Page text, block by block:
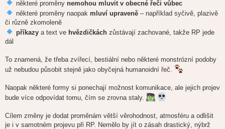
některé proměny nemohou mluvit v obecné řeči vůbec
některé proměny naopak mluví upraveně – například syčivě, plazivě
či různě zkomoleně
příkazy a text ve hvězdičkách zůstávají zachované, takže RP jede
dál
To znamená, že třeba zvířecí, bestiální nebo některé monstrózní podoby
už nebudou působit stejně jako obyčejná humanoidní řeč.
Naopak některé formy si ponechají možnost komunikace, ale jejich projev
bude více odpovídat tomu, čím se zrovna staly.
Cílem změny je dodat proměnám větší věrohodnost, atmosféru a odlišit
je i v samotném projevu při RP. Nemělo by jít o zásah drastický, nýbrž